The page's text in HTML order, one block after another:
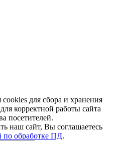
для сбора и хранения
корректной работы сайта
посетителей.
наш сайт, Вы соглашаетесь
по обработке ПД.